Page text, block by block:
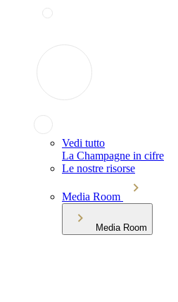
Vedi tutto
La Champagne in cifre
Le nostre risorse
Media Room
Media Room